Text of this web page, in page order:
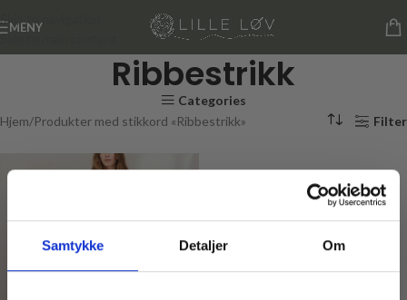
Samtykke Detaljer Om
Skip to navigation
Skip to main content
MENY
Ribbestrikk
Categories
Hjem Produkter med stikkord «Ribbestrikk» Filter